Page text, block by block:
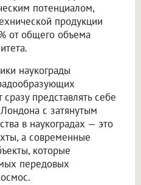
потенциалом,
продукции
от общего объема
наукограды
представлять себе
с затянутым
в наукоградах — это
а современные
которые
передовых